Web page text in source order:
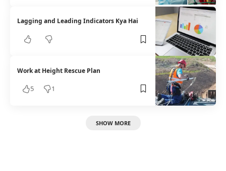
Lagging and Leading Indicators Kya Hai
Work at Height Rescue Plan
5 1
SHOW MORE